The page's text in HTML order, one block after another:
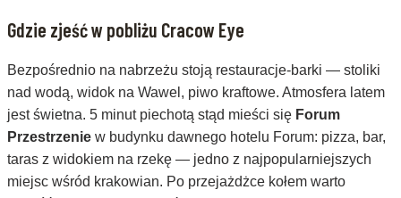
Gdzie zjeść w pobliżu Cracow Eye
Bezpośrednio na nabrzeżu stoją restauracje-barki — stoliki
nad wodą, widok na Wawel, piwo kraftowe. Atmosfera latem
jest świetna. 5 minut piechotą stąd mieści się Forum
Przestrzenie w budynku dawnego hotelu Forum: pizza, bar,
taras z widokiem na rzekę — jedno z najpopularniejszych
miejsc wśród krakowian. Po przejażdżce kołem warto